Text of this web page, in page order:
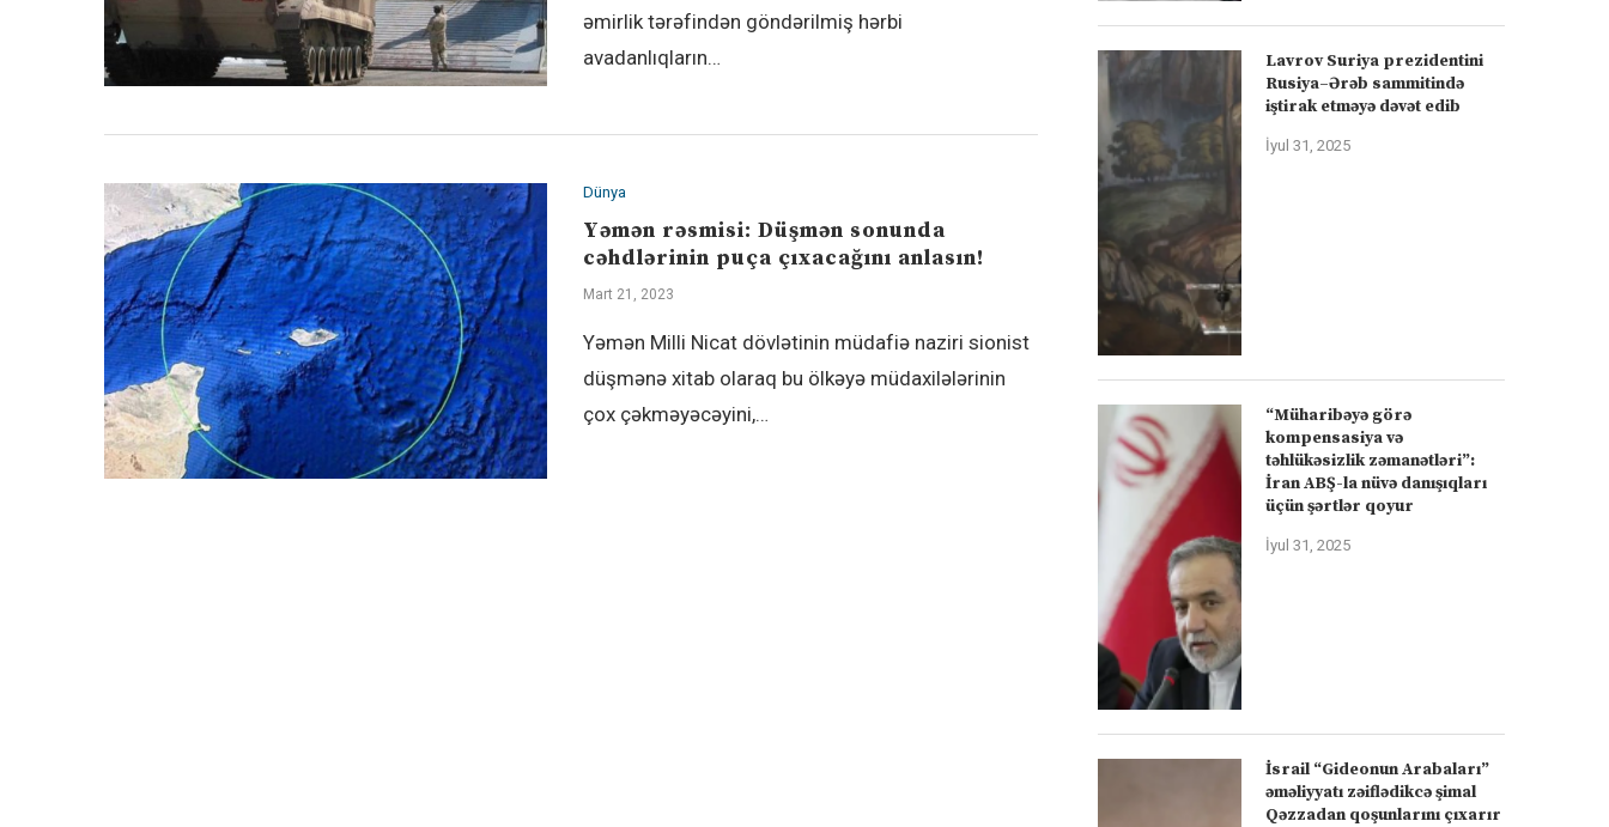
əmirlik tərəfindən göndərilmiş hərbi
avadanlıqların…
Dünya
Yəmən rəsmisi: Düşmən sonunda
cəhdlərinin puça çıxacağını anlasın!
Mart 21, 2023
Yəmən Milli Nicat dövlətinin müdafiə naziri sionist
düşmənə xitab olaraq bu ölkəyə müdaxilələrinin
çox çəkməyəcəyini,…
Lavrov Suriya prezidentini
Rusiya–Ərəb sammitində
iştirak etməyə dəvət edib
İyul 31, 2025
“Müharibəyə görə
kompensasiya və
təhlükəsizlik zəmanətləri”:
İran ABŞ-la nüvə danışıqları
üçün şərtlər qoyur
İyul 31, 2025
İsrail “Gideonun Arabaları”
əməliyyatı zəiflədikcə şimal
Qəzzadan qoşunlarını çıxarır